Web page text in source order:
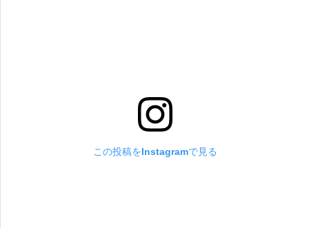
この投稿をInstagramで見る